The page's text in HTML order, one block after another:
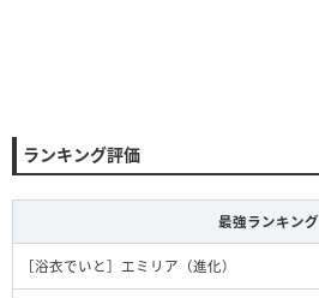
ランキング評価
最強ランキング
［浴衣でいと］エミリア（進化）